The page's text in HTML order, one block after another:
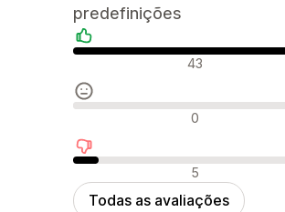
predefinições
Avaliações positivas
43
Avaliações neutras
0
Avaliações negativas
5
Todas as avaliações